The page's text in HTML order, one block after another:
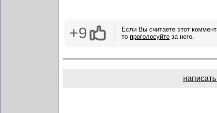
+9
Если Вы считаете этот
то проголосуйте за него.